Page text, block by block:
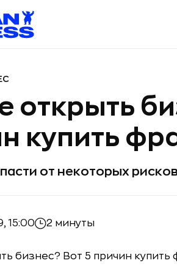
открыть
купить
от некоторых
15:00 2 минуты